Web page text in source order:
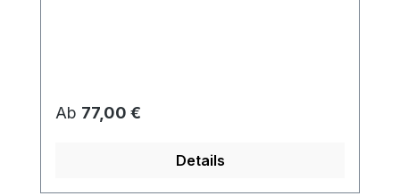
Regulärer Preis:
Ab 77,00 €
Details